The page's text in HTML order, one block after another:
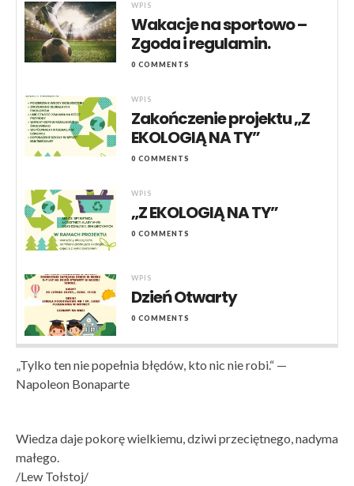
WPIS
Wakacje na sportowo –
Zgoda i regulamin.
0 COMMENTS
WPIS
Zakończenie projektu „Z
EKOLOGIĄ NA TY”
0 COMMENTS
WPIS
„Z EKOLOGIĄ NA TY”
0 COMMENTS
WPIS
Dzień Otwarty
0 COMMENTS
„Tylko ten nie popełnia błędów, kto nic nie robi.“ —
Napoleon Bonaparte
Wiedza daje pokorę wielkiemu, dziwi przeciętnego, nadyma
małego.
/Lew Tołstoj/